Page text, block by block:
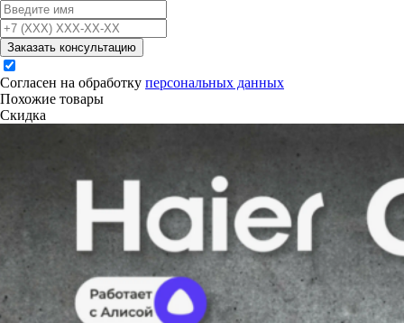
Заказать консультацию
Согласен на обработку персональных данных
Похожие товары
Скидка